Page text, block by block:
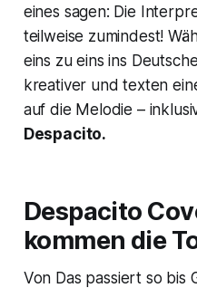
eines sagen: Die
teilweise zumindest!
eins zu eins ins
kreativer und texten
auf die Melodie –
Despacito.
Despacito
kommen die
Von Das passiert so bis